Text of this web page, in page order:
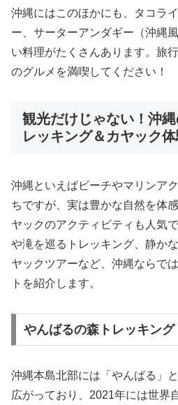
沖縄にはこのほかにも、タコラ
ー、サーターアンダギー（沖縄
い料理がたくさんあります。旅
のグルメを満喫してください！
観光だけじゃない！沖
レッキング＆カヤック
沖縄といえばビーチやマリンア
ちですが、実は豊かな自然を体
ヤックのアクティビティも人気
や滝を巡るトレッキング、静か
ヤックツアーなど、沖縄ならで
トを紹介します。
やんばるの森トレッキング
沖縄本島北部には「やんばる」
広がっており、2021年には世界